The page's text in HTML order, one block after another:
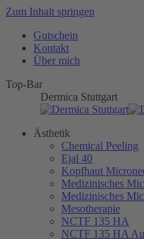
Zum Inhalt springen
Gutschein
Kontakt
Über mich
Top-Bar
Dermica Stuttgart
Ästhetik
Chemical Peeling
Ejal 40
Kopfhaut
Medizinisches
Medizinisches
Mesotherapie
NCTF 135 HA
NCTF 135 HA